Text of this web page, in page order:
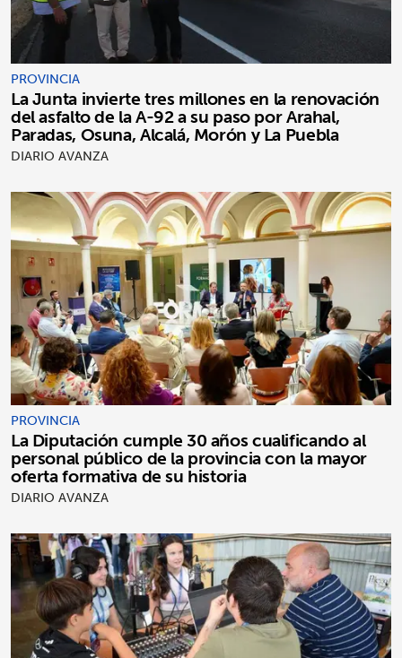
PROVINCIA
La Junta invierte tres millones en la renovación
del asfalto de la A-92 a su paso por Arahal,
Paradas, Osuna, Alcalá, Morón y La Puebla
DIARIO AVANZA
PROVINCIA
La Diputación cumple 30 años cualificando al
personal público de la provincia con la mayor
oferta formativa de su historia
DIARIO AVANZA